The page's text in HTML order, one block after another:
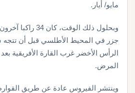
مايو/ أيار.
وبحلول ذلك الوقت،
جزر في المحيط الأطلسي قبل أن تتجه
الرأس الأخضر غرب القارة الأفريقية
المرض.
وينتشر الفيروس عادة عن طريق